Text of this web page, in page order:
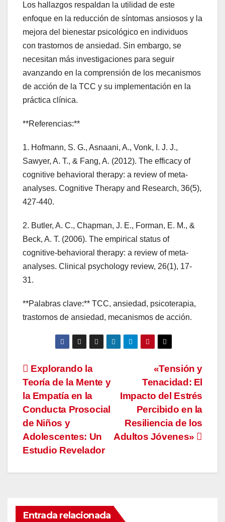
Los hallazgos respaldan la utilidad de este
enfoque en la reducción de síntomas ansiosos y la
mejora del bienestar psicológico en individuos
con trastornos de ansiedad. Sin embargo, se
necesitan más investigaciones para seguir
avanzando en la comprensión de los mecanismos
de acción de la TCC y su implementación en la
práctica clínica.
**Referencias:**
1. Hofmann, S. G., Asnaani, A., Vonk, I. J. J.,
Sawyer, A. T., & Fang, A. (2012). The efficacy of
cognitive behavioral therapy: a review of meta-
analyses. Cognitive Therapy and Research, 36(5),
427-440.
2. Butler, A. C., Chapman, J. E., Forman, E. M., &
Beck, A. T. (2006). The empirical status of
cognitive-behavioral therapy: a review of meta-
analyses. Clinical psychology review, 26(1), 17-
31.
**Palabras clave:** TCC, ansiedad, psicoterapia,
trastornos de ansiedad, mecanismos de acción.
Navegación
de
entradas
«Tensión y
Tenacidad: El
Impacto del Estrés
Percibido en la
Resiliencia de los
Adultos Jóvenes»
Explorando la
Teoría de la Mente y
la Empatía en la
Conducta Prosocial
de Niños y
Adolescentes: Un
Estudio Revelador
Entrada relacionada